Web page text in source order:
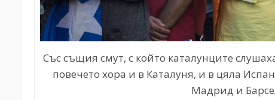
Със същия смут, с който каталунците
повечето хора и в Каталуня, и в цяла
Мадрид и